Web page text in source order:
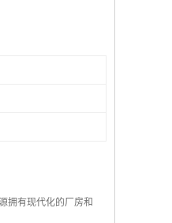
拥有现代化的厂房和